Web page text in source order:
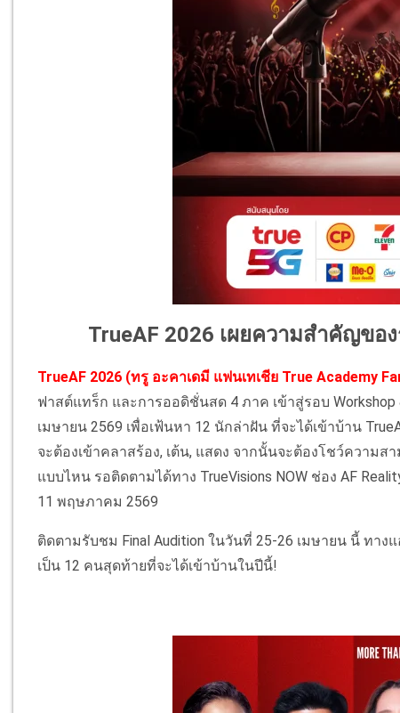
TrueAF 2026 เผยความสำคัญขอ
TrueAF 2026 (ทรู อะคาเดมี แฟนเทเชีย True Academy
ฟาสต์แทร็ก และการออดิชั่นสด 4 ภาค เข้าสู่รอบ Workshop
เมษายน 2569 เพื่อเฟ้นหา 12 นักล่าฝัน ที่จะได้เข้าบ้าน
จะต้องเข้าคลาสร้อง, เต้น, แสดง จากนั้นจะต้องโชว์ความส
แบบไหน รอติดตามได้ทาง TrueVisions NOW ช่อง AF
11 พฤษภาคม 2569
ติดตามรับชม Final Audition ในวันที่ 25-26 เมษายน นี้ ทาง
เป็น 12 คนสุดท้ายที่จะได้เข้าบ้านในปีนี้!